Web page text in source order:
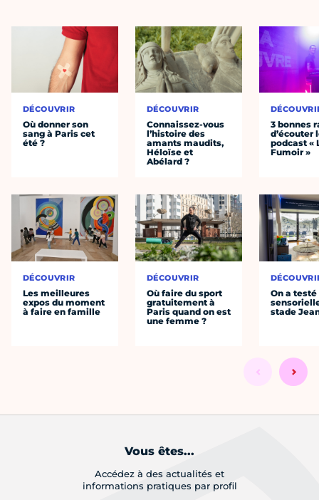
DÉCOUVRIR
Où donner son
sang à Paris cet
été ?
DÉCOUVRIR
Les meilleures
expos du moment
à faire en famille
DÉCOUVRIR
Connaissez-vous
l’histoire des
amants maudits,
Héloïse et
Abélard ?
DÉCOUVRIR
Où faire du sport
gratuitement à
Paris quand on est
une femme ?
3 bonnes
d’écouter
podcast «
Fumoir »
On a
stade
Vous êtes...
Accédez à des actualités et
informations pratiques par profil